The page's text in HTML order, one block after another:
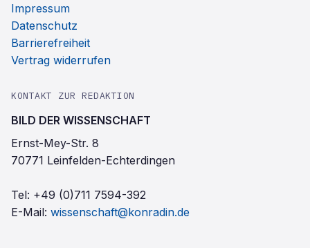
Impressum
Datenschutz
Barrierefreiheit
Vertrag widerrufen
KONTAKT ZUR REDAKTION
BILD DER WISSENSCHAFT
Ernst-Mey-Str. 8
70771 Leinfelden-Echterdingen
Tel: +49 (0)711 7594-392
E-Mail: wissenschaft@konradin.de